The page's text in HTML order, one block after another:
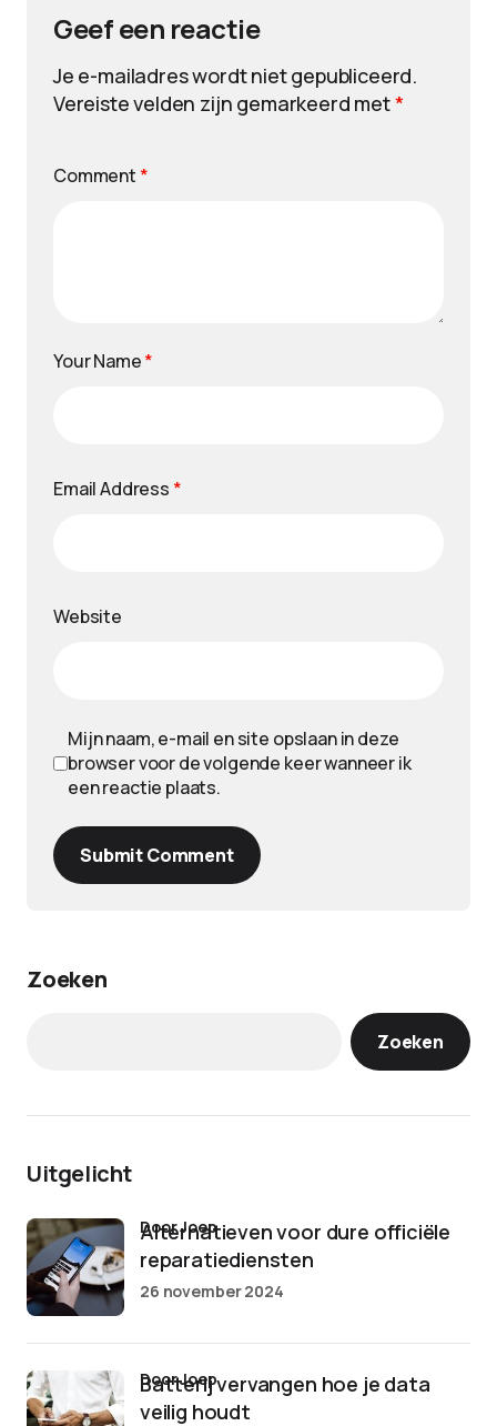
Geef een reactie
Je e-mailadres wordt niet gepubliceerd.
Vereiste velden zijn gemarkeerd met*
Comment *
Your Name*
Email Address *
Website
Mijn naam, e-mail en site opslaan in deze
browser voor de volgende keer wanneer ik
een reactie plaats.
Submit Comment
Zoeken
Zoeken
Uitgelicht
Alternatieven voor dure officiële
reparatiediensten
door Joep
26 november 2024
Batterij vervangen hoe je data
veilig houdt
door Joep